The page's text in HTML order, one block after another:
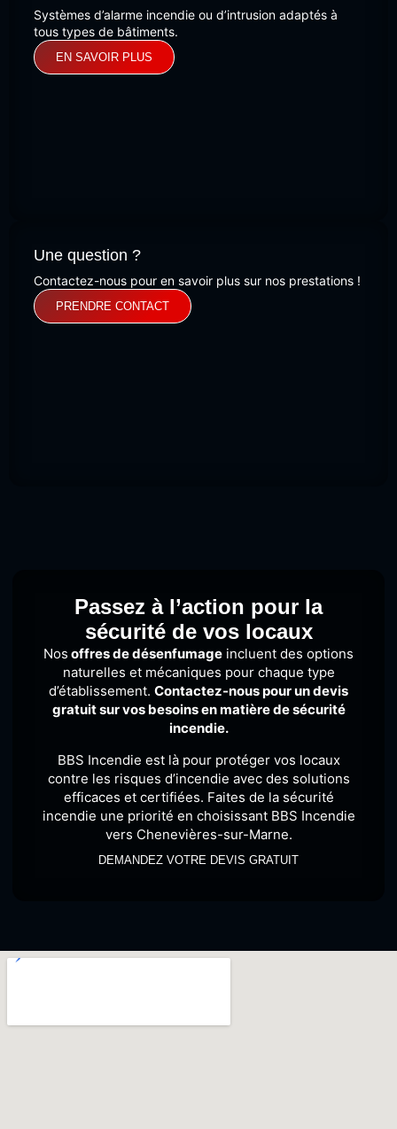
Systèmes d’alarme incendie ou d’intrusion adaptés à
tous types de bâtiments.
EN SAVOIR PLUS
Une question ?
Contactez-nous pour en savoir plus sur nos prestations !
PRENDRE CONTACT
Passez à l’action pour la
sécurité de vos locaux
Nos offres de désenfumage incluent des options
naturelles et mécaniques pour chaque type
d’établissement. Contactez-nous pour un devis
gratuit sur vos besoins en matière de sécurité
incendie.
BBS Incendie est là pour protéger vos locaux
contre les risques d’incendie avec des solutions
efficaces et certifiées. Faites de la sécurité
incendie une priorité en choisissant BBS Incendie
vers Chenevières-sur-Marne.
DEMANDEZ VOTRE DEVIS GRATUIT